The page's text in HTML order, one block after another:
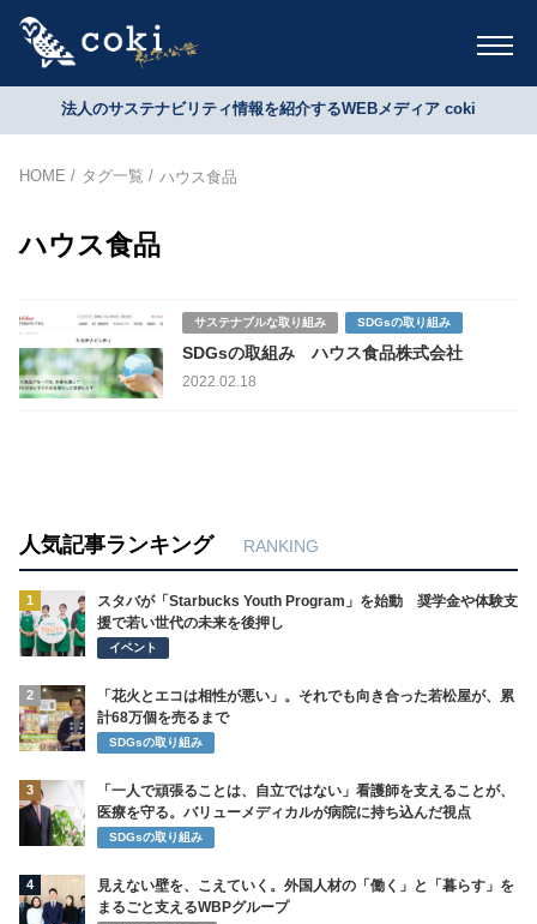
法人のサステナビリティ情報を紹介するWEBメディア coki
HOME タグ一覧 ハウス食品
ハウス食品
サステナブルな取り組み SDGsの取り組み
SDGsの取組み ハウス食品株式会社
2022.02.18
人気記事ランキング RANKING
1
スタバが「Starbucks Youth Program」を始動 奨学金や体験支
援で若い世代の未来を後押し
イベント
2
「花火とエコは相性が悪い」。それでも向き合った若松屋が、累
計68万個を売るまで
SDGsの取り組み
3
「一人で頑張ることは、自立ではない」看護師を支えることが、
医療を守る。バリューメディカルが病院に持ち込んだ視点
SDGsの取り組み
4
見えない壁を、こえていく。外国人材の「働く」と「暮らす」を
まるごと支えるWBPグループ